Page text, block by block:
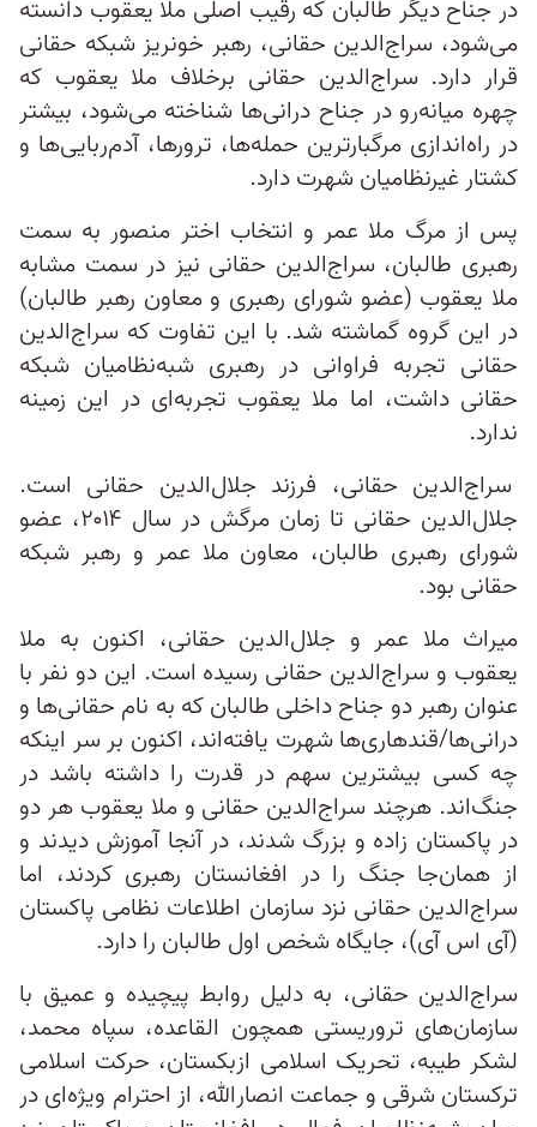
در جناح دیگر طالبان که رقیب اصلی ملا یعقوب دانسته
می‌شود، سراج‌الدین حقانی، رهبر خونریز شبکه حقانی
قرار دارد. سراج‌الدین حقانی برخلاف ملا یعقوب که
چهره میانه‌رو در جناح درانی‌ها شناخته می‌شود، بیشتر
در راه‌اندازی مرگبارترین حمله‌ها، ترورها، آدم‌ربایی‌ها و
کشتار غیرنظامیان شهرت دارد.
پس از مرگ ملا عمر و انتخاب اختر منصور به‌ سمت
رهبری طالبان، سراج‌الدین حقانی نیز در سمت مشابه
ملا یعقوب (عضو شورای رهبری و معاون رهبر طالبان)
در این گروه گماشته شد. با این تفاوت که سراج‌الدین
حقانی تجربه فراوانی در رهبری شبه‌نظامیان شبکه
حقانی داشت، اما ملا یعقوب تجربه‌ای در این زمینه
ندارد.
سراج‌الدین حقانی، فرزند جلال‌الدین حقانی است.
جلال‌الدین حقانی تا زمان مرگش در سال ۲۰۱۴، عضو
شورای رهبری طالبان، معاون ملا عمر و رهبر شبکه
حقانی بود.
میراث ملا عمر و جلال‌الدین حقانی، اکنون به ملا
یعقوب و سراج‌الدین حقانی رسیده است. این دو نفر با
‌عنوان رهبر دو جناح داخلی طالبان که به نام‌ حقانی‌ها و
درانی‌ها/قندهاری‌ها شهرت یافته‌اند، اکنون بر سر اینکه
چه کسی بیشترین سهم در قدرت را داشته باشد در
جنگ‌اند. هرچند سراج‌الدین حقانی و ملا یعقوب هر دو
در پاکستان زاده و بزرگ شدند، در آنجا آموزش دیدند و
از همان‌جا جنگ را در افغانستان رهبری کردند، اما
سراج‌الدین حقانی نزد سازمان اطلاعات نظامی پاکستان
(آی اس آی)، جایگاه شخص اول طالبان را دارد.
سراج‌الدین حقانی، به دلیل روابط پیچیده و عمیق با
سازمان‌های تروریستی همچون القاعده، سپاه محمد،
لشکر طیبه، تحریک اسلامی ازبکستان، حرکت اسلامی
ترکستان شرقی و جماعت انصارالله، از احترام ویژه‌ای در